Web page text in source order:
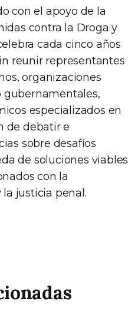
con el apoyo de la
contra la Droga y
cada cinco años
reunir representantes
organizaciones
especializados en
de debatir e
sobre desafíos
de soluciones viables
con la
justicia penal.